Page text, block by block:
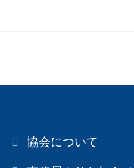
協会について